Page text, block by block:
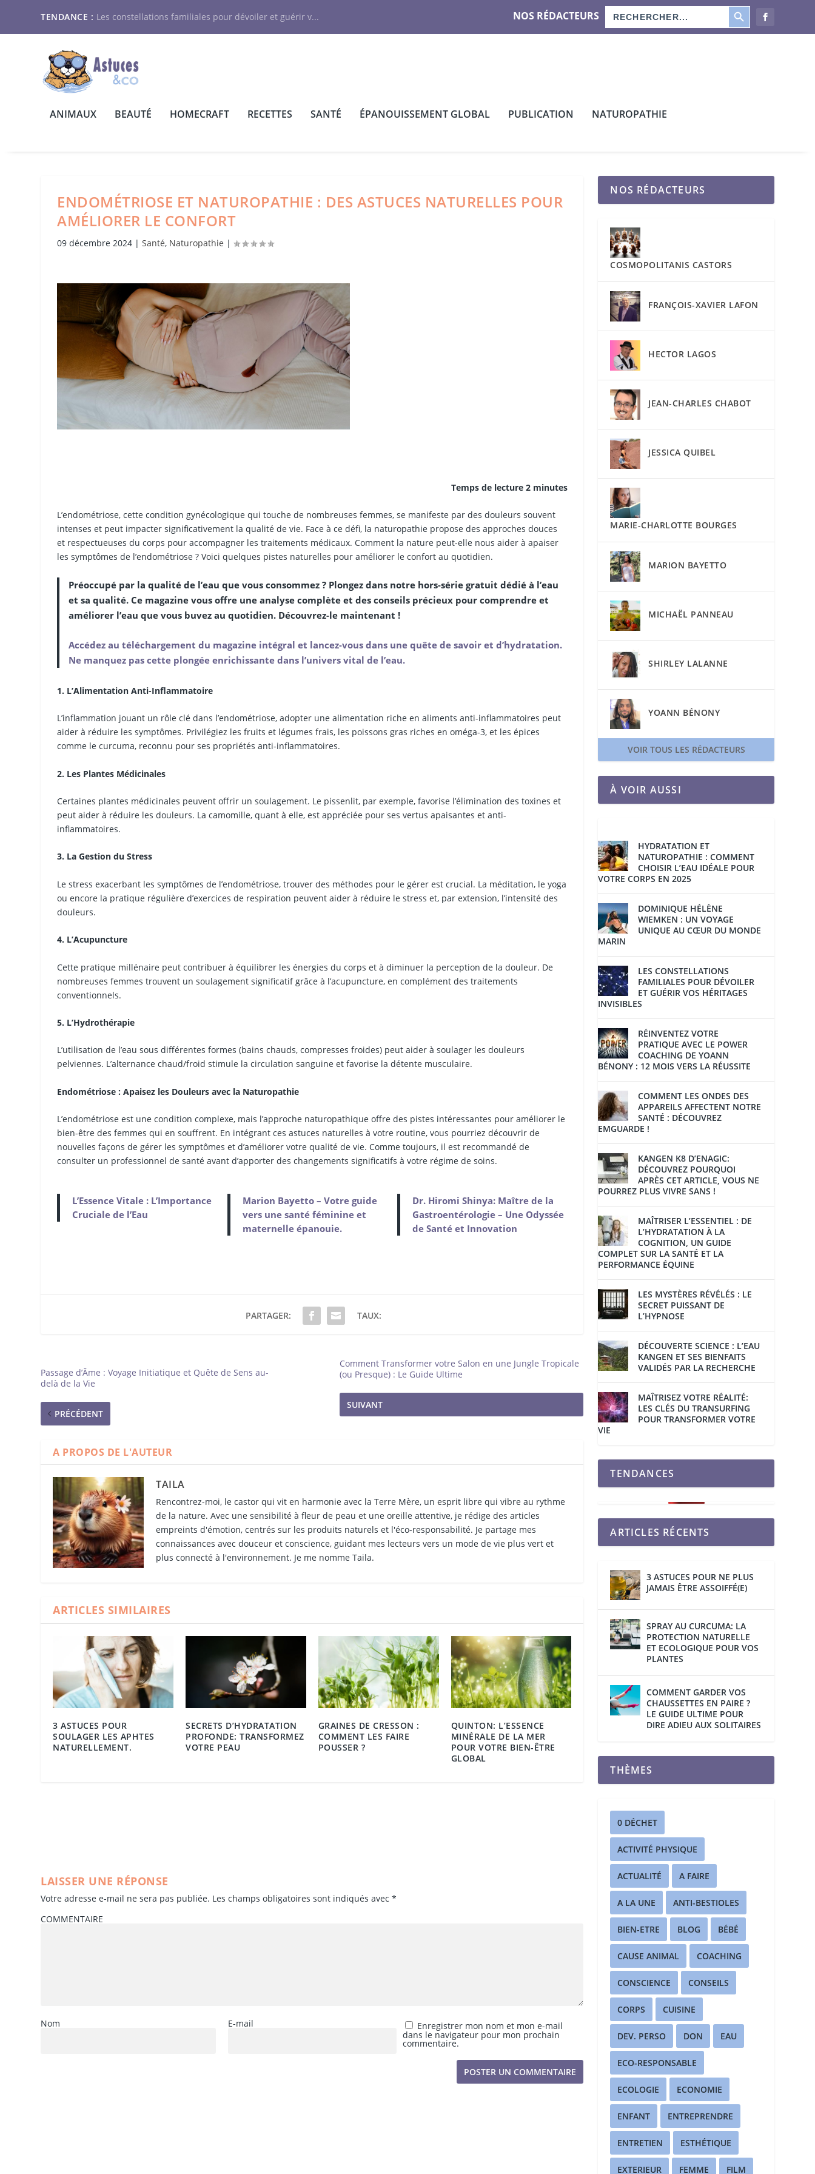
TENDANCE : Les constellations familiales pour dévoiler et guérir v... NOS RÉDACTEURS Search
for:
SEARCH BUTTON
ANIMAUX BEAUTÉ HOMECRAFT RECETTES SANTÉ ÉPANOUISSEMENT GLOBAL PUBLICATION NATUROPATHIE
ENDOMÉTRIOSE ET NATUROPATHIE : DES ASTUCES NATURELLES POUR
AMÉLIORER LE CONFORT
09 décembre 2024 |Santé, Naturopathie |
Temps de lecture 2 minutes
L’endométriose, cette condition gynécologique qui touche de nombreuses femmes, se manifeste par des douleurs souvent
intenses et peut impacter significativement la qualité de vie. Face à ce défi, la naturopathie propose des approches douces
et respectueuses du corps pour accompagner les traitements médicaux. Comment la nature peut-elle nous aider à apaiser
les symptômes de l’endométriose ? Voici quelques pistes naturelles pour améliorer le confort au quotidien.
Préoccupé par la qualité de l’eau que vous consommez ? Plongez dans notre hors-série gratuit dédié à l’eau
et sa qualité. Ce magazine vous offre une analyse complète et des conseils précieux pour comprendre et
améliorer l’eau que vous buvez au quotidien. Découvrez-le maintenant !
Accédez au téléchargement du magazine intégral et lancez-vous dans une quête de savoir et d’hydratation.
Ne manquez pas cette plongée enrichissante dans l’univers vital de l’eau.
1. L’Alimentation Anti-Inflammatoire
L’inflammation jouant un rôle clé dans l’endométriose, adopter une alimentation riche en aliments anti-inflammatoires peut
aider à réduire les symptômes. Privilégiez les fruits et légumes frais, les poissons gras riches en oméga-3, et les épices
comme le curcuma, reconnu pour ses propriétés anti-inflammatoires.
2. Les Plantes Médicinales
Certaines plantes médicinales peuvent offrir un soulagement. Le pissenlit, par exemple, favorise l’élimination des toxines et
peut aider à réduire les douleurs. La camomille, quant à elle, est appréciée pour ses vertus apaisantes et anti-
inflammatoires.
3. La Gestion du Stress
Le stress exacerbant les symptômes de l’endométriose, trouver des méthodes pour le gérer est crucial. La méditation, le yoga
ou encore la pratique régulière d’exercices de respiration peuvent aider à réduire le stress et, par extension, l’intensité des
douleurs.
4. L’Acupuncture
Cette pratique millénaire peut contribuer à équilibrer les énergies du corps et à diminuer la perception de la douleur. De
nombreuses femmes trouvent un soulagement significatif grâce à l’acupuncture, en complément des traitements
conventionnels.
5. L’Hydrothérapie
L’utilisation de l’eau sous différentes formes (bains chauds, compresses froides) peut aider à soulager les douleurs
pelviennes. L’alternance chaud/froid stimule la circulation sanguine et favorise la détente musculaire.
Endométriose : Apaisez les Douleurs avec la Naturopathie
L’endométriose est une condition complexe, mais l’approche naturopathique offre des pistes intéressantes pour améliorer le
bien-être des femmes qui en souffrent. En intégrant ces astuces naturelles à votre routine, vous pourriez découvrir de
nouvelles façons de gérer les symptômes et d’améliorer votre qualité de vie. Comme toujours, il est recommandé de
consulter un professionnel de santé avant d’apporter des changements significatifs à votre régime de soins.
L’Essence Vitale : L’Importance
Cruciale de l’Eau
Marion Bayetto – Votre guide
vers une santé féminine et
maternelle épanouie.
Dr. Hiromi Shinya: Maître de la
Gastroentérologie – Une Odyssée
de Santé et Innovation
PARTAGER: TAUX:
Passage d’Âme : Voyage Initiatique et Quête de Sens au-
delà de la Vie
PRÉCÉDENT
Comment Transformer votre Salon en une Jungle Tropicale
(ou Presque) : Le Guide Ultime
SUIVANT
A PROPOS DE L'AUTEUR
TAILA
Rencontrez-moi, le castor qui vit en harmonie avec la Terre Mère, un esprit libre qui vibre au rythme
de la nature. Avec une sensibilité à fleur de peau et une oreille attentive, je rédige des articles
empreints d'émotion, centrés sur les produits naturels et l'éco-responsabilité. Je partage mes
connaissances avec douceur et conscience, guidant mes lecteurs vers un mode de vie plus vert et
plus connecté à l'environnement. Je me nomme Taila.
ARTICLES SIMILAIRES
3 ASTUCES POUR
SOULAGER LES APHTES
NATURELLEMENT.
SECRETS D’HYDRATATION
PROFONDE: TRANSFORMEZ
VOTRE PEAU
GRAINES DE CRESSON :
COMMENT LES FAIRE
POUSSER ?
QUINTON: L’ESSENCE
MINÉRALE DE LA MER
POUR VOTRE BIEN-ÊTRE
GLOBAL
LAISSER UNE RÉPONSE
Votre adresse e-mail ne sera pas publiée. Les champs obligatoires sont indiqués avec*
COMMENTAIRE
Nom E-mail Enregistrer mon nom et mon e-mail
dans le navigateur pour mon prochain
commentaire.
NOS RÉDACTEURS
COSMOPOLITANIS CASTORS
FRANÇOIS-XAVIER LAFON
HECTOR LAGOS
JEAN-CHARLES CHABOT
JESSICA QUIBEL
MARIE-CHARLOTTE BOURGES
MARION BAYETTO
MICHAËL PANNEAU
SHIRLEY LALANNE
YOANN BÉNONY
VOIR TOUS LES RÉDACTEURS
À VOIR AUSSI
HYDRATATION ET
NATUROPATHIE : COMMENT
CHOISIR L’EAU IDÉALE POUR
VOTRE CORPS EN 2025
DOMINIQUE HÉLÈNE
WIEMKEN : UN VOYAGE
UNIQUE AU CŒUR DU MONDE
MARIN
LES CONSTELLATIONS
FAMILIALES POUR DÉVOILER
ET GUÉRIR VOS HÉRITAGES
INVISIBLES
RÉINVENTEZ VOTRE
PRATIQUE AVEC LE POWER
COACHING DE YOANN
BÉNONY : 12 MOIS VERS LA RÉUSSITE
COMMENT LES ONDES DES
APPAREILS AFFECTENT NOTRE
SANTÉ : DÉCOUVREZ
EMGUARDE !
KANGEN K8 D’ENAGIC:
DÉCOUVREZ POURQUOI
APRÈS CET ARTICLE, VOUS NE
POURREZ PLUS VIVRE SANS !
MAÎTRISER L’ESSENTIEL : DE
L’HYDRATATION À LA
COGNITION, UN GUIDE
COMPLET SUR LA SANTÉ ET LA
PERFORMANCE ÉQUINE
LES MYSTÈRES RÉVÉLÉS : LE
SECRET PUISSANT DE
L’HYPNOSE
DÉCOUVERTE SCIENCE : L’EAU
KANGEN ET SES BIENFAITS
VALIDÉS PAR LA RECHERCHE
MAÎTRISEZ VOTRE RÉALITÉ:
LES CLÉS DU TRANSURFING
POUR TRANSFORMER VOTRE
VIE
TENDANCES
ARTICLES RÉCENTS
3 ASTUCES POUR NE PLUS
JAMAIS ÊTRE ASSOIFFÉ(E)
SPRAY AU CURCUMA: LA
PROTECTION NATURELLE
ET ECOLOGIQUE POUR VOS
PLANTES
COMMENT GARDER VOS
CHAUSSETTES EN PAIRE ?
LE GUIDE ULTIME POUR
DIRE ADIEU AUX SOLITAIRES
THÈMES
0 DÉCHET
ACTIVITÉ PHYSIQUE
ACTUALITÉ A FAIRE
A LA UNE ANTI-BESTIOLES
BIEN-ETRE BLOG BÉBÉ
CAUSE ANIMAL COACHING
CONSCIENCE CONSEILS
CORPS CUISINE
DEV. PERSO DON EAU
ECO-RESPONSABLE
ECOLOGIE ECONOMIE
ENFANT ENTREPRENDRE
ENTRETIEN ESTHÉTIQUE
EXTERIEUR FEMME FILM